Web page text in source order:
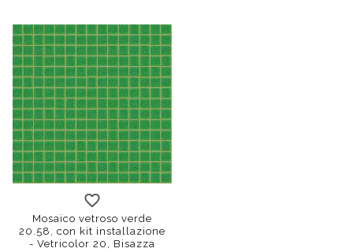
Mosaico vetroso verde
20.58, con kit installazione
- Vetricolor 20, Bisazza